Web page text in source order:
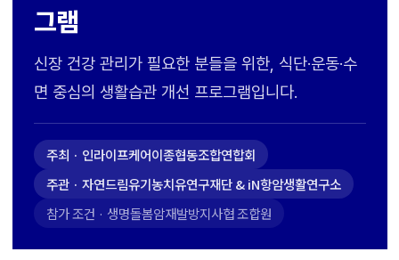
그램
신장 건강 관리가 필요한 분들을 위한, 식단·운동·수
면 중심의 생활습관 개선 프로그램입니다.
주최 · 인라이프케어이종협동조합연합회
주관 · 자연드림유기농치유연구재단 & iN항암생활연구소
참가 조건 · 생명돌봄암재발방지사협 조합원